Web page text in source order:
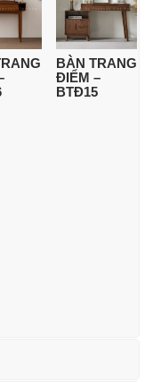
BÀN TRANG
ĐIỂM –
BTĐ15